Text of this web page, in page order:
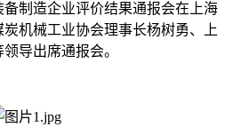
制造企业评价结果通报会在上海
机械工业协会理事长杨树勇、上
导出席通报会。